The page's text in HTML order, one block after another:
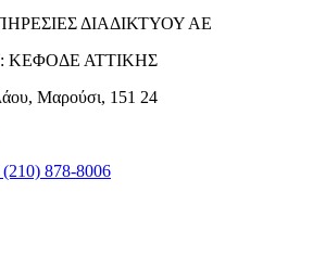
ΔΙΑΔΙΚΤΥΟΥ ΑΕ
ΚΕΦΟΔΕ ΑΤΤΙΚΗΣ
Μαρούσι, 151 24
878-8006